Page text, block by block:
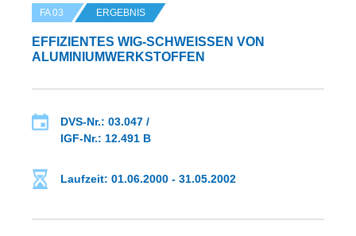
FA 03 ERGEBNIS
EFFIZIENTES WIG-SCHWEISSEN VON A
LUMINIUMWERKSTOFFEN
DVS-Nr.: 03.047 /
IGF-Nr.: 12.491 B
Laufzeit: 01.06.2000 - 31.05.2002